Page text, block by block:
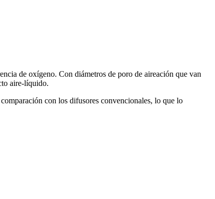
de oxígeno. Con diámetros de poro de aireación que van
aire-líquido.
con los difusores convencionales, lo que lo